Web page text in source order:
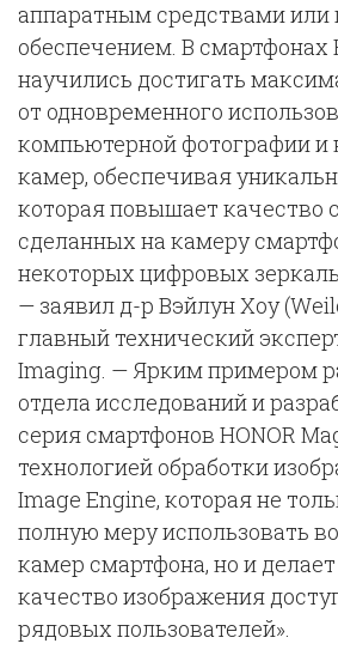
аппаратным средствами
обеспечением. В смартфонах
научились достигать
от одновременного
компьютерной фотографии и
камер, обеспечивая
которая повышает качество
сделанных на камеру
некоторых цифровых
— заявил д-р Вэйлун Хоу
главный технический
Imaging. — Ярким примером
отдела исследований и
серия смартфонов HONOR
технологией обработки
Image Engine, которая не
полную меру использовать
камер смартфона, но и
качество изображения
рядовых пользователей».